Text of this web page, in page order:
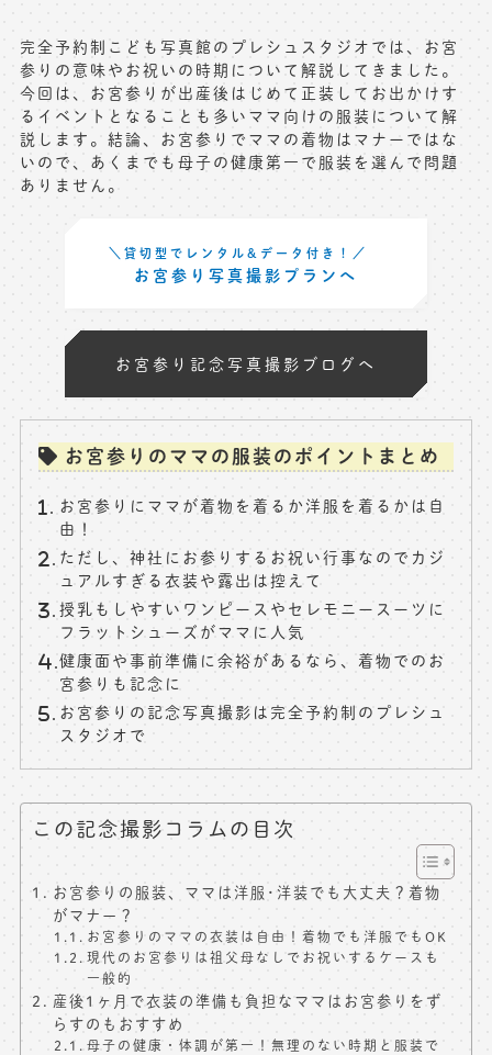
toiawase@precieux-studio.com
※上記アドレスは総合窓口となります
[営業時間] 9:00～17:00
[定休日] 土日祝日
無料会員登録はこちら
完全予約制こども写真館のプレシュスタジオでは、お宮
参りの意味やお祝いの時期について解説してきました。
今回は、お宮参りが出産後はじめて正装してお出かけす
るイベントとなることも多いママ向けの服装について解
説します。結論、お宮参りでママの着物はマナーではな
いので、あくまでも母子の健康第一で服装を選んで問題
ありません。
＼貸切型でレンタル&データ付き！／
お宮参り写真撮影プランへ
お宮参り記念写真撮影ブログへ
お宮参りのママの服装のポイントまとめ
お宮参りにママが着物を着るか洋服を着るかは自
由！
ただし、神社にお参りするお祝い行事なのでカジ
ュアルすぎる衣装や露出は控えて
授乳もしやすいワンピースやセレモニースーツに
フラットシューズがママに人気
健康面や事前準備に余裕があるなら、着物でのお
宮参りも記念に
お宮参りの記念写真撮影は完全予約制のプレシュ
スタジオで
この記念撮影コラムの目次
お宮参りの服装、ママは洋服･洋装でも大丈夫？着物
がマナー？
お宮参りのママの衣装は自由！着物でも洋服でもOK
現代のお宮参りは祖父母なしでお祝いするケースも
一般的
産後1ヶ月で衣装の準備も負担なママはお宮参りをず
らすのもおすすめ
母子の健康・体調が第一！無理のない時期と服装で